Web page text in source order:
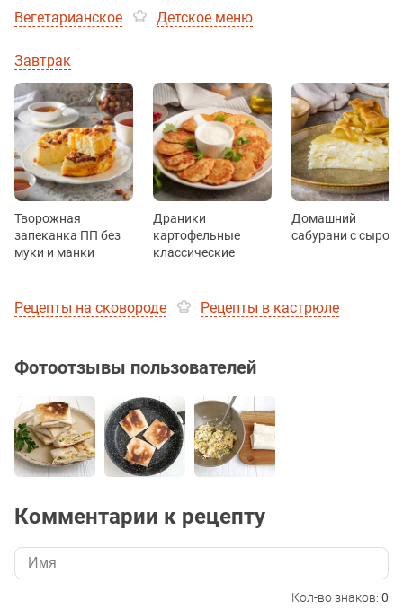
Вегетарианское Детское меню
Завтрак
Творожная
запеканка ПП без
муки и манки
Драники
картофельные
классические
Домашний
сабурани с сыром
Рецепты на сковороде Рецепты в кастрюле
Фотоотзывы пользователей
Комментарии к рецепту
Кол-во знаков: 0